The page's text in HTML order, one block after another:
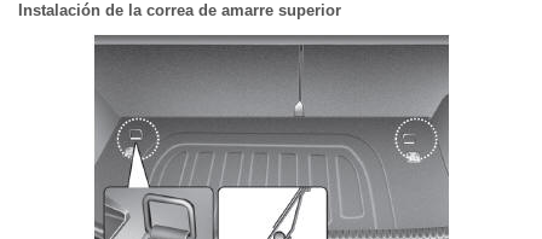
Instalación de la correa de amarre superior